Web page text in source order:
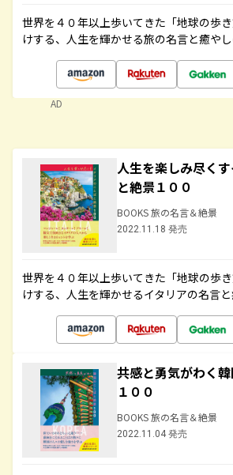
世界を４０年以上歩いてきた「地球の歩
けする、人生を輝かせる旅の名言と癒や
AD
人生を楽しみ尽く
と絶景１００
BOOKS 旅の名言＆絶景
2022.11.18 発売
世界を４０年以上歩いてきた「地球の歩
けする、人生を輝かせるイタリアの名言
共感と勇気がわく
１００
BOOKS 旅の名言＆絶景
2022.11.04 発売